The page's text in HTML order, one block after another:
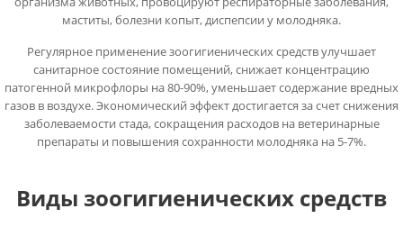
маститы, болезни копыт, диспепсии у молодняка.
Регулярное применение зоогигиенических средств улучшает
санитарное состояние помещений, снижает концентрацию
патогенной микрофлоры на 80-90%, уменьшает содержание вредных
газов в воздухе. Экономический эффект достигается за счет снижения
заболеваемости стада, сокращения расходов на ветеринарные
препараты и повышения сохранности молодняка на 5-7%.
Виды зоогигиенических средств